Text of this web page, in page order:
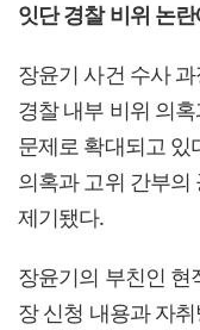
잇단 경찰 비위 논
장윤기 사건 수사
경찰 내부 비위 의
문제로 확대되고 있
의혹과 고위 간부의
제기됐다.
장윤기의 부친인 현
장 신청 내용과 자